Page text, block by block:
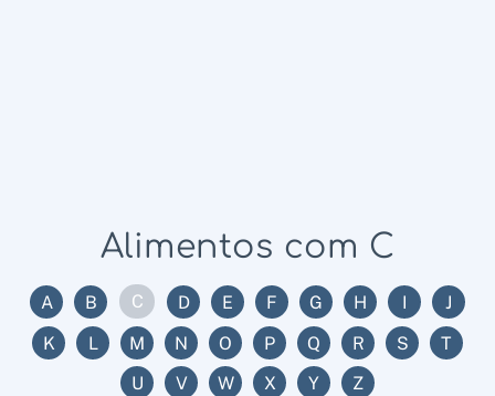
Alimentos com C
A B C D E F G H I
J
K
L M N O P Q R S
T
U
V W X Y Z